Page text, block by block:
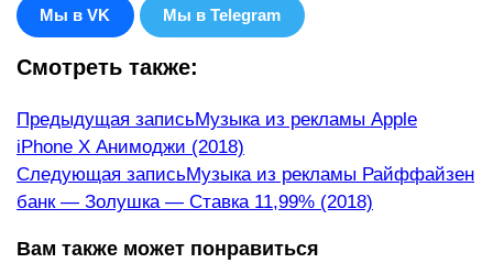
Мы в VK Мы в Telegram
Смотреть также:
Еще
статьи
Предыдущая записьМузыка из рекламы Apple
iPhone X Анимоджи (2018)
Следующая записьМузыка из рекламы Райффайзен
банк — Золушка — Ставка 11,99% (2018)
Вам также может понравиться